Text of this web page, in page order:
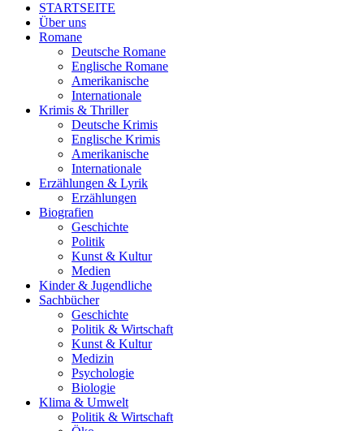
STARTSEITE
Über uns
Romane
Deutsche Romane
Englische Romane
Amerikanische
Internationale
Krimis & Thriller
Deutsche Krimis
Englische Krimis
Amerikanische
Internationale
Erzählungen & Lyrik
Erzählungen
Biografien
Geschichte
Politik
Kunst & Kultur
Medien
Kinder & Jugendliche
Sachbücher
Geschichte
Politik & Wirtschaft
Kunst & Kultur
Medizin
Psychologie
Biologie
Klima & Umwelt
Politik & Wirtschaft